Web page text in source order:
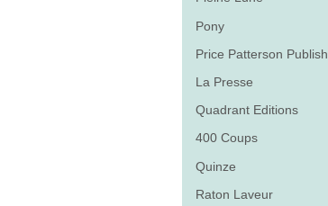
Pony
Price Patterson
La Presse
Quadrant Editions
400 Coups
Quinze
Raton Laveur